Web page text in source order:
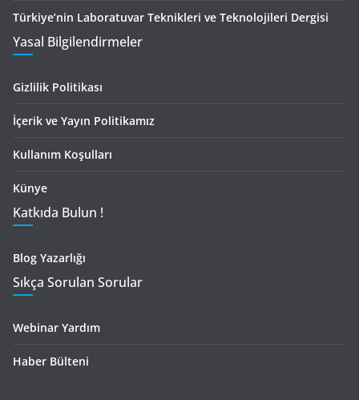
Türkiye’nin Laboratuvar Teknikleri ve Teknolojileri Dergisi
Yasal Bilgilendirmeler
Gizlilik Politikası
İçerik ve Yayın Politikamız
Kullanım Koşulları
Künye
Katkıda Bulun !
Blog Yazarlığı
Sıkça Sorulan Sorular
Webinar Yardım
Haber Bülteni